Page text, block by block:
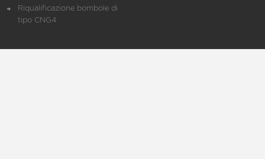
Riqualificazione bombole di
tipo CNG4